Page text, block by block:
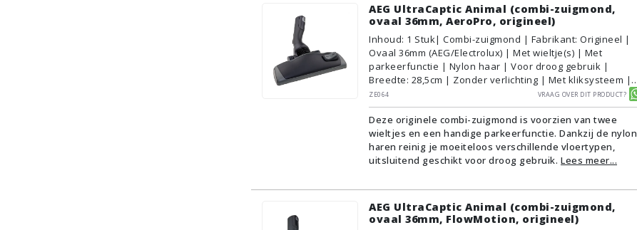
AEG UltraCaptic Animal (combi-zuigmond,
ovaal 36mm, AeroPro, origineel)
Inhoud: 1 Stuk| Combi-zuigmond | Fabrikant: Origineel |
Ovaal 36mm (AEG/Electrolux) | Met wieltje(s) | Met
parkeerfunctie | Nylon haar | Voor droog gebruik |
Breedte: 28,5cm | Zonder verlichting | Met kliksysteem |
Kleur: Grijs, Zwart | AEG/Electrolux | Geschikt voor
vloertype: Plavuizen/Tegels, Parket/Laminaat, PVC/Vinyl,
Tapijt/Vloerbedekking
ZE064 Vraag over dit product?
Deze originele combi-zuigmond is voorzien van twee
wieltjes en een handige parkeerfunctie. Dankzij de nylon
haren reinig je moeiteloos verschillende vloertypen,
uitsluitend geschikt voor droog gebruik. Lees meer...
AEG UltraCaptic Animal (combi-zuigmond,
ovaal 36mm, FlowMotion, origineel)